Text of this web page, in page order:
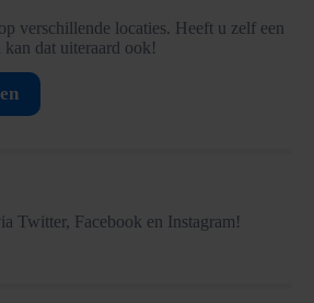
verschillende locaties. Heeft u zelf een
dat uiteraard ook!
Twitter, Facebook en Instagram!